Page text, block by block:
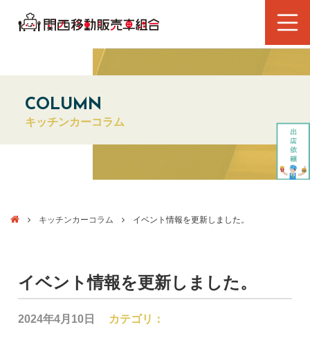
COLUMN
キッチンカーコラム
キッチンカーコラム イベント情報を更新しました。
イベント情報を更新しました。
2024年4月10日 カテゴリ：